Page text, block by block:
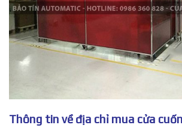
Thông tin về địa chỉ mua cửa